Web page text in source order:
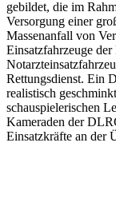
gebildet, die im
Versorgung einer
Massenanfall von
Einsatzfahrzeuge
Rettungsdienst. Ein
realistisch
schauspielerischen
Kameraden der
Einsatzkräfte an der